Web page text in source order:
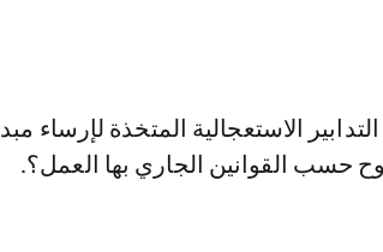
الاستعجالية المتخذة لإرساء مبدأ
القوانين الجاري بها العمل؟.